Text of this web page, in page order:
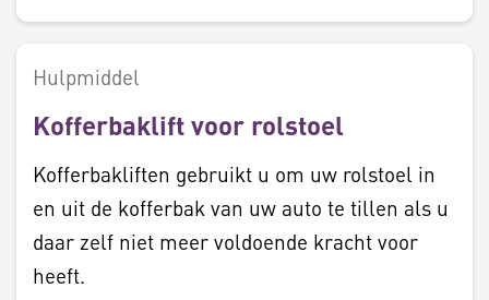
Hulpmiddel
Kofferbaklift voor rolstoel
Kofferbakliften gebruikt u om uw rolstoel in
en uit de kofferbak van uw auto te tillen als u
daar zelf niet meer voldoende kracht voor
heeft.